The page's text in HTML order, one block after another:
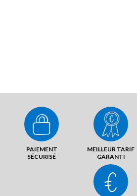
PAIEMENT
SÉCURISÉ
MEILLEUR TARIF
GARANTI